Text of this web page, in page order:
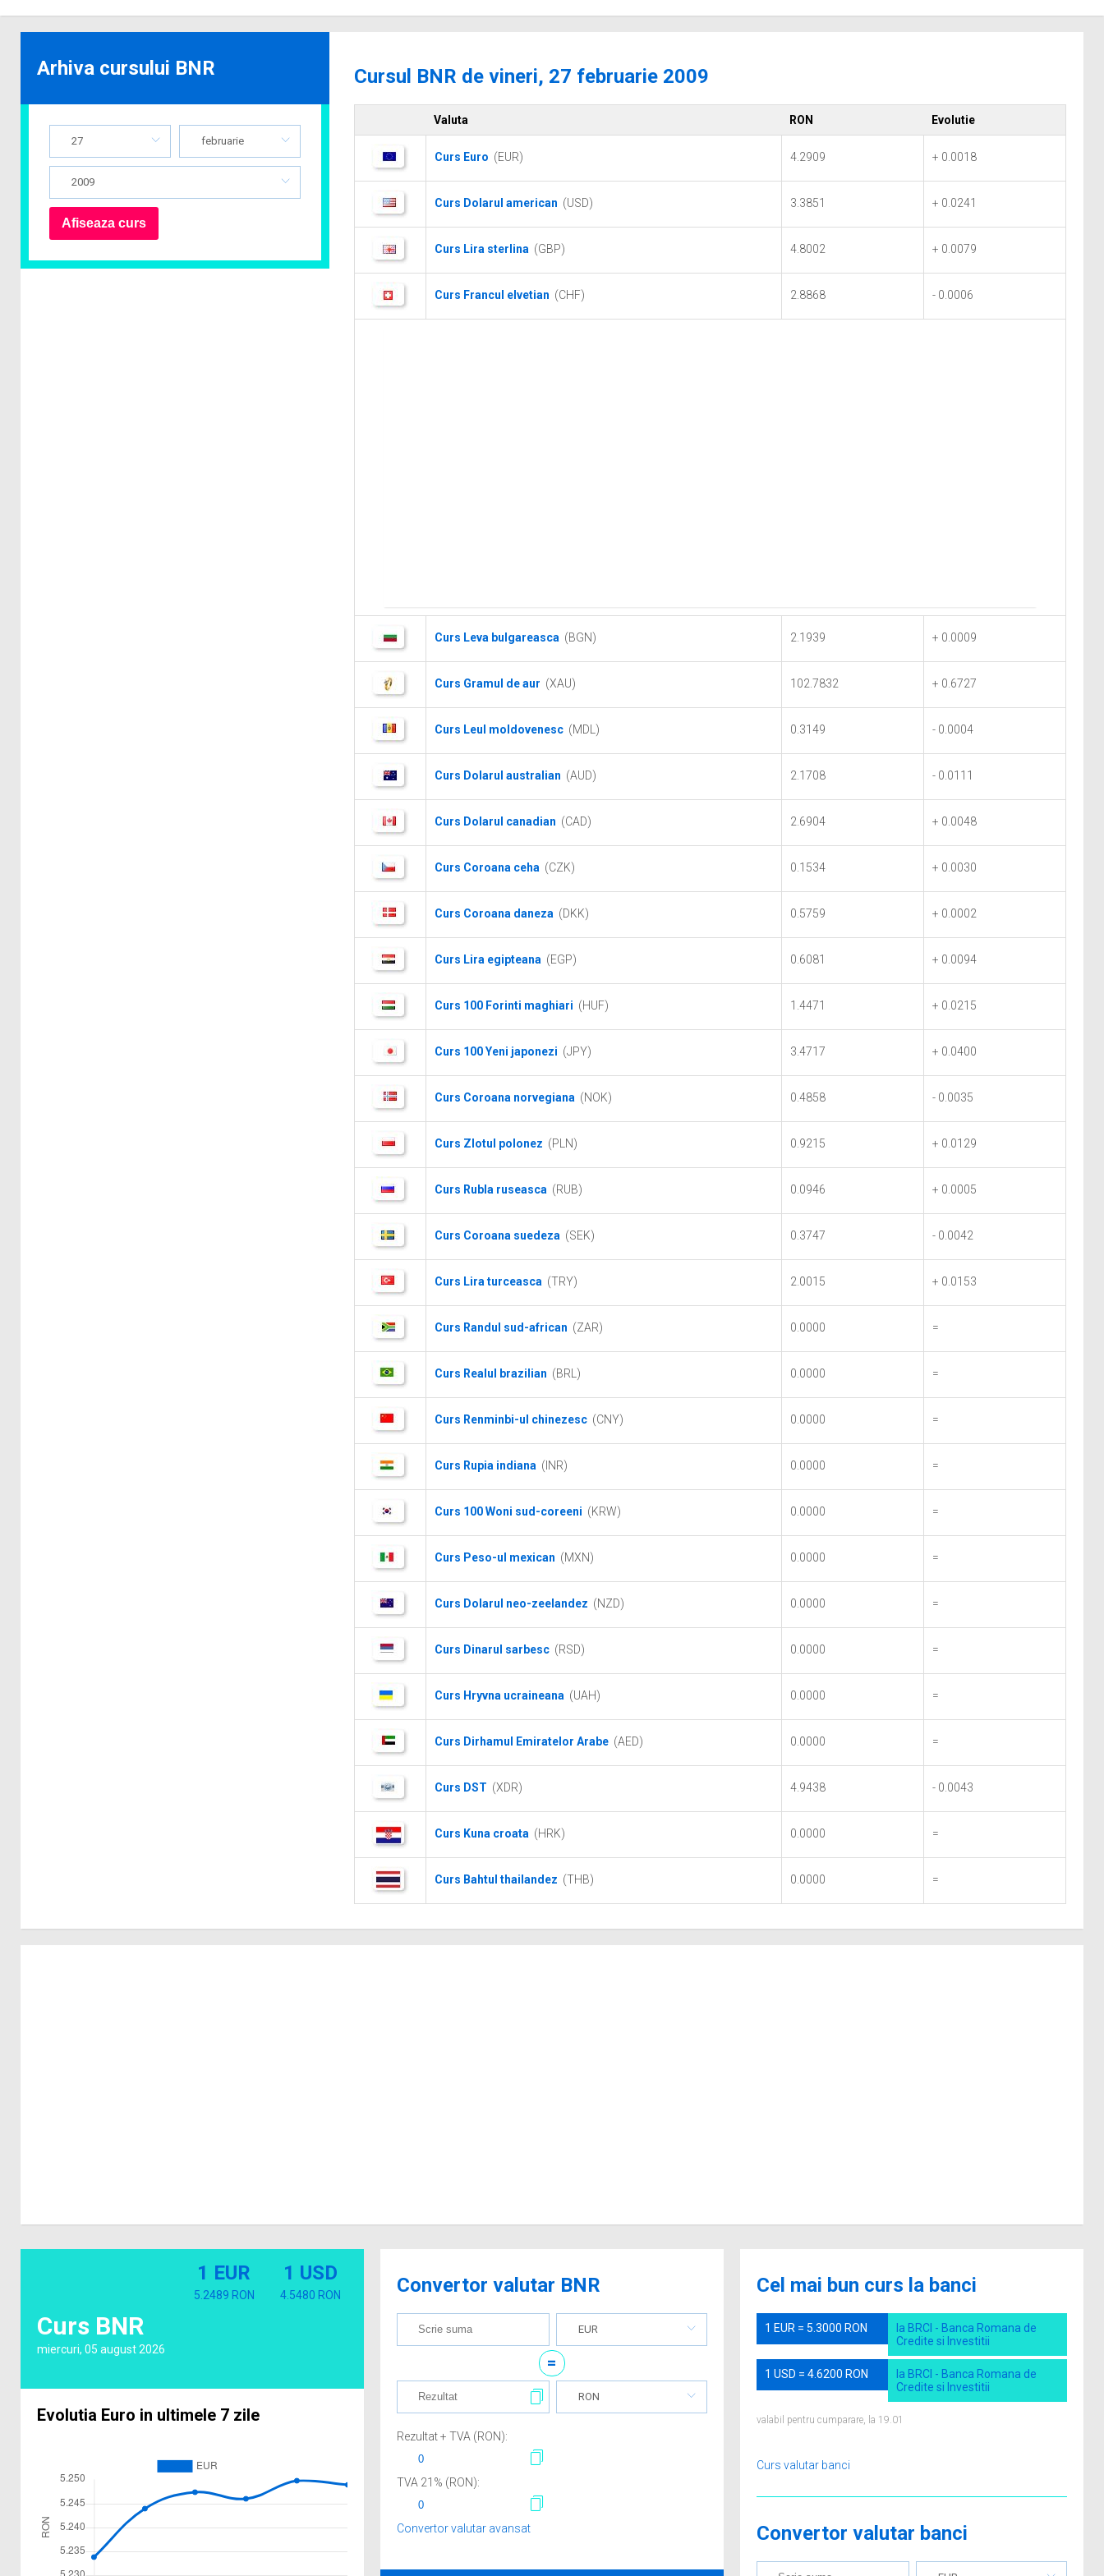
Cursul BNR de vineri, 27 februarie 2009
Valuta RON Evolutie
Curs Euro (EUR) 4.2909 + 0.0018
Curs Dolarul american (USD) 3.3851 + 0.0241
Curs Lira sterlina (GBP) 4.8002 + 0.0079
Curs Francul elvetian (CHF) 2.8868 - 0.0006
Curs Leva bulgareasca (BGN) 2.1939 + 0.0009
Curs Gramul de aur (XAU) 102.7832 + 0.6727
Curs Leul moldovenesc (MDL) 0.3149 - 0.0004
Curs Dolarul australian (AUD) 2.1708 - 0.0111
Curs Dolarul canadian (CAD) 2.6904 + 0.0048
Curs Coroana ceha (CZK) 0.1534 + 0.0030
Curs Coroana daneza (DKK) 0.5759 + 0.0002
Curs Lira egipteana (EGP) 0.6081 + 0.0094
Curs 100 Forinti maghiari (HUF) 1.4471 + 0.0215
Curs 100 Yeni japonezi (JPY) 3.4717 + 0.0400
Curs Coroana norvegiana (NOK) 0.4858 - 0.0035
Curs Zlotul polonez (PLN) 0.9215 + 0.0129
Curs Rubla ruseasca (RUB) 0.0946 + 0.0005
Curs Coroana suedeza (SEK) 0.3747 - 0.0042
Curs Lira turceasca (TRY) 2.0015 + 0.0153
Curs Randul sud-african (ZAR) 0.0000 =
Curs Realul brazilian (BRL) 0.0000 =
Curs Renminbi-ul chinezesc (CNY) 0.0000 =
Curs Rupia indiana (INR) 0.0000 =
Curs 100 Woni sud-coreeni (KRW) 0.0000 =
Curs Peso-ul mexican (MXN) 0.0000 =
Curs Dolarul neo-zeelandez (NZD) 0.0000 =
Curs Dinarul sarbesc (RSD) 0.0000 =
Curs Hryvna ucraineana (UAH) 0.0000 =
Curs Dirhamul Emiratelor Arabe (AED) 0.0000 =
Curs DST (XDR) 4.9438 - 0.0043
Curs Kuna croata (HRK) 0.0000 =
Curs Bahtul thailandez (THB) 0.0000 =
Arhiva cursului BNR
27 februarie
2009
Curs BNR
miercuri, 05 august 2026
1 EUR
5.2489 RON
1 USD
4.5480 RON
Evolutia Euro in ultimele 7 zile
Convertor valutar BNR
EUR
=
RON
Rezultat + TVA (RON):
TVA 21 % (RON):
Convertor valutar avansat
Cel mai bun curs la banci
1 EUR = 5.3000 RON
la BRCI - Banca Romana de
Credite si Investitii
1 USD = 4.6200 RON
la BRCI - Banca Romana de
Credite si Investitii
valabil pentru cumparare, la 19.01
Curs valutar banci
Convertor valutar banci